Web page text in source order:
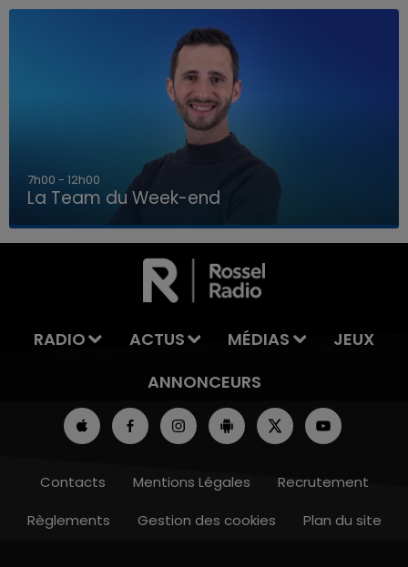
LA TEAM DU WEEK-END
16h00 - 20h00
La Team du Week-end
RADIO ACTUS MÉDIAS
JEUX
ANNONCEURS
Contacts Mentions Légales
Recrutement
Règlements
Gestion des cookies Plan du site